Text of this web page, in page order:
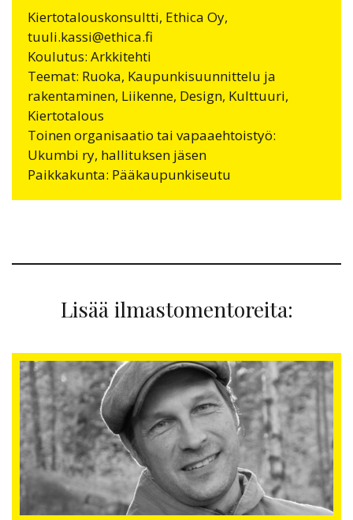
Kiertotalouskonsultti, Ethica Oy,
tuuli.kassi@ethica.fi
Koulutus: Arkkitehti
Teemat: Ruoka, Kaupunkisuunnittelu ja
rakentaminen, Liikenne, Design, Kulttuuri,
Kiertotalous
Toinen organisaatio tai vapaaehtoistyö:
Ukumbi ry, hallituksen jäsen
Paikkakunta: Pääkaupunkiseutu
Lisää ilmastomentoreita: